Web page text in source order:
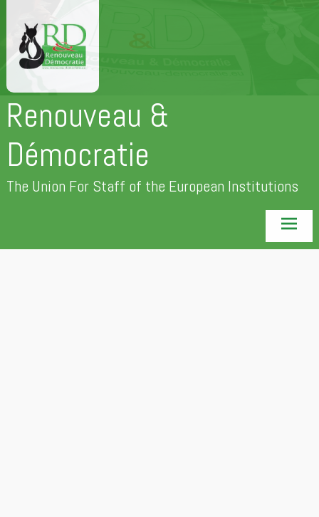
content
Renouveau &
Démocratie
The Union For Staff of the European Institutions